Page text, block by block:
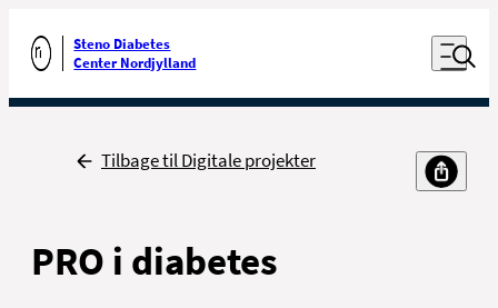
Gå til forsiden
Steno Diabetes
Center Nordjylland
Åben
Udfør søgning
Tilbage
Tilbage til Digitale projekter
PRO i diabetes